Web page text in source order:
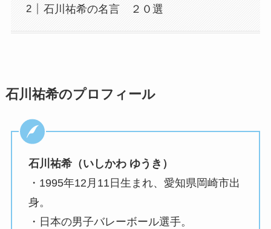
石川祐希の名言 ２０選
石川祐希のプロフィール
石川祐希（いしかわ ゆうき）
・1995年12月11日生まれ、愛知県岡崎市出
身。
・日本の男子バレーボール選手。